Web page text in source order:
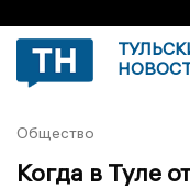
Общество
Когда в Туле